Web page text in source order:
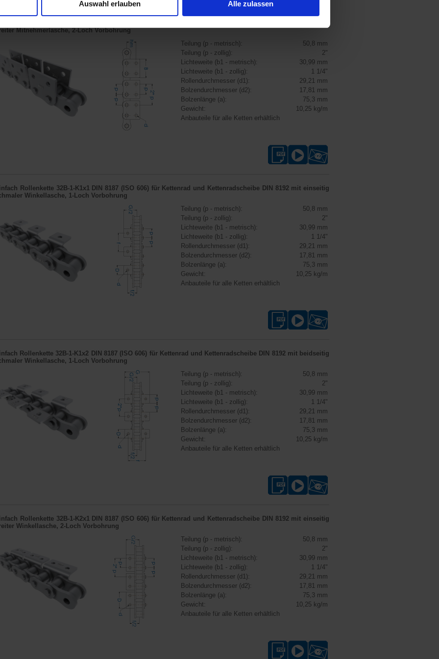
Auswahl erlauben Alle zulassen
Mitnehmerlasche, 2-Loch Vorbohrung
Teilung (p - metrisch):
50,8 mm
Teilung (p - zollig):
2"
Lichteweite (b1 - metrisch):
30,99 mm
Lichteweite (b1 - zollig):
1 1/4"
Rollendurchmesser (d1):
29,21 mm
Bolzendurchmesser (d2):
17,81 mm
Bolzenlänge (a):
75,3 mm
Gewicht:
10,25 kg/m
Anbauteile für alle Ketten erhältlich
Rollenkette 32B-1-K1x1 DIN 8187 (ISO 606) für Kettenrad und Kettenradscheibe DIN 8192 mit einseitig
Winkellasche, 1-Loch Vorbohrung
Teilung (p - metrisch):
50,8 mm
Teilung (p - zollig):
2"
Lichteweite (b1 - metrisch):
30,99 mm
Lichteweite (b1 - zollig):
1 1/4"
Rollendurchmesser (d1):
29,21 mm
Bolzendurchmesser (d2):
17,81 mm
Bolzenlänge (a):
75,3 mm
Gewicht:
10,25 kg/m
Anbauteile für alle Ketten erhältlich
Rollenkette 32B-1-K1x2 DIN 8187 (ISO 606) für Kettenrad und Kettenradscheibe DIN 8192 mit beidseitig
Winkellasche, 1-Loch Vorbohrung
Teilung (p - metrisch):
50,8 mm
Teilung (p - zollig):
2"
Lichteweite (b1 - metrisch):
30,99 mm
Lichteweite (b1 - zollig):
1 1/4"
Rollendurchmesser (d1):
29,21 mm
Bolzendurchmesser (d2):
17,81 mm
Bolzenlänge (a):
75,3 mm
Gewicht:
10,25 kg/m
Anbauteile für alle Ketten erhältlich
Rollenkette 32B-1-K2x1 DIN 8187 (ISO 606) für Kettenrad und Kettenradscheibe DIN 8192 mit einseitig
Winkellasche, 2-Loch Vorbohrung
Teilung (p - metrisch):
50,8 mm
Teilung (p - zollig):
2"
Lichteweite (b1 - metrisch):
30,99 mm
Lichteweite (b1 - zollig):
1 1/4"
Rollendurchmesser (d1):
29,21 mm
Bolzendurchmesser (d2):
17,81 mm
Bolzenlänge (a):
75,3 mm
Gewicht:
10,25 kg/m
Anbauteile für alle Ketten erhältlich